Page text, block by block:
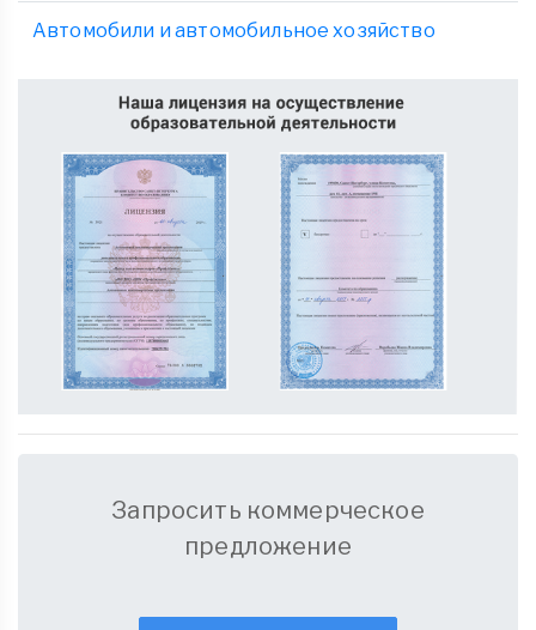
Автомобили и автомобильное хозяйство
Запросить коммерческое
предложение